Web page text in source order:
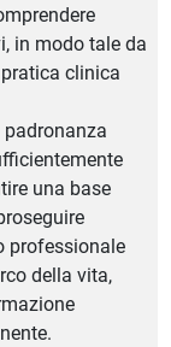
in modo tale da
clinica
padronanza
una base
professionale
della vita,